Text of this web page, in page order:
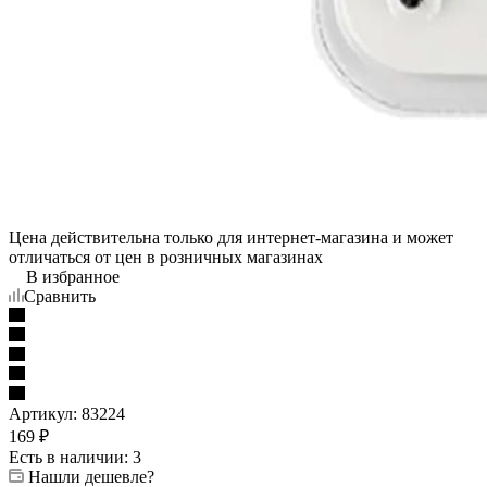
Цена действительна только для интернет-магазина и может
отличаться от цен в розничных магазинах
В избранное
Сравнить
Артикул: 83224
169 ₽
Есть в наличии: 3
Нашли дешевле?